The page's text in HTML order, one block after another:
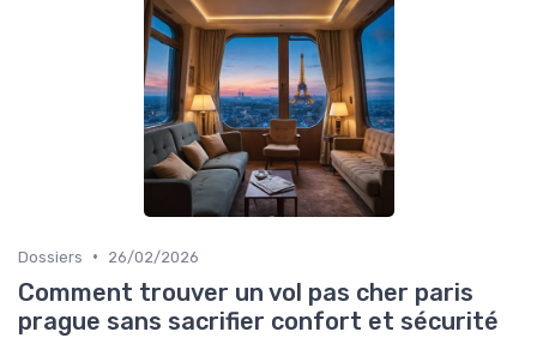
Dossiers • 26/02/2026
Comment trouver un vol pas cher paris
prague sans sacrifier confort et sécurité